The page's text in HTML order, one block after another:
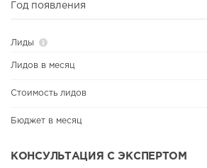
Год появления
Лиды
Лидов в месяц
Стоимость лидов
Бюджет в месяц
КОНСУЛЬТАЦИЯ С ЭКСПЕРТОМ